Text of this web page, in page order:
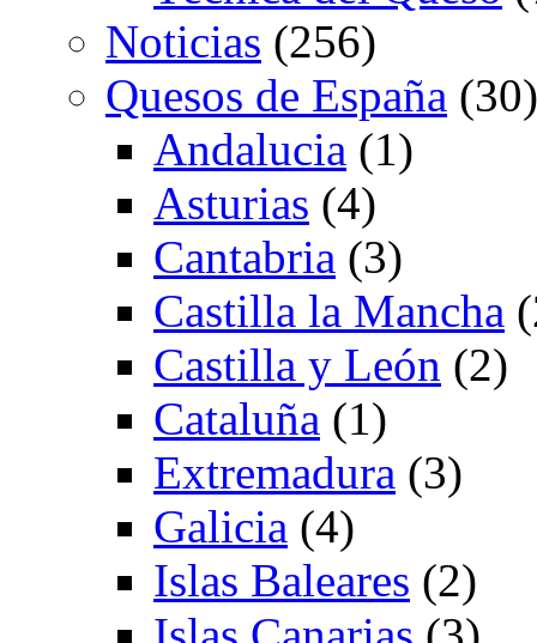
Noticias (256)
Quesos de España (30)
Andalucia (1)
Asturias (4)
Cantabria (3)
Castilla la Mancha
Castilla y León (2)
Cataluña (1)
Extremadura (3)
Galicia (4)
Islas Baleares (2)